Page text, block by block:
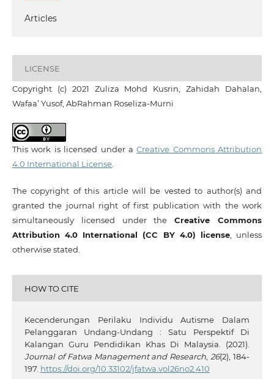
Articles
LICENSE
Copyright (c) 2021 Zuliza Mohd Kusrin, Zahidah Dahalan,
Wafaa’ Yusof, AbRahman Roseliza-Murni
This work is licensed under aCreative Commons Attribution
4.0 International License.
The copyright of this article will be vested to author(s) and
granted the journal right of first publication with the work
simultaneously licensed under theCreative Commons
Attribution 4.0 International (CC BY 4.0) license, unless
otherwise stated.
HOW TO CITE
Kecenderungan Perilaku Individu Autisme Dalam
Pelanggaran Undang-Undang : Satu Perspektif Di
Kalangan Guru Pendidikan Khas Di Malaysia. (2021).
Journal of Fatwa Management and Research,26(2), 184-
197. https://doi.org/10.33102/jfatwa.vol26no2.410